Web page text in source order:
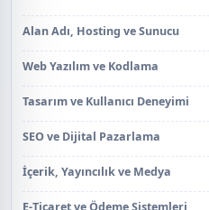
Alan Adı, Hosting ve Sunucu
Web Yazılım ve Kodlama
Tasarım ve Kullanıcı Deneyimi
SEO ve Dijital Pazarlama
İçerik, Yayıncılık ve Medya
E-Ticaret ve Ödeme Sistemleri